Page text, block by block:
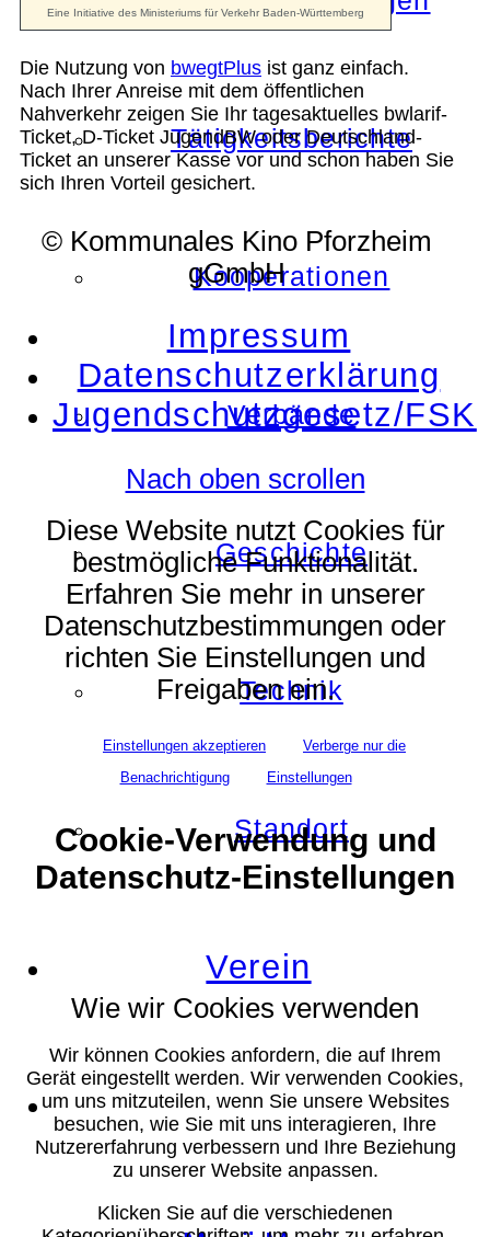
Tätigkeitsberichte
Kooperationen
Verbände
Geschichte
Technik
Standort
Verein
Suche
Die Nutzung von bwegtPlus ist ganz einfach.
Nach Ihrer Anreise mit dem öffentlichen
Nahverkehr zeigen Sie Ihr tagesaktuelles bwlarif-
Ticket, D-Ticket JugendBW oder Deutschland-
Ticket an unserer Kasse vor und schon haben Sie
sich Ihren Vorteil gesichert.
© Kommunales Kino Pforzheim
gGmbH
Impressum
Datenschutzerklärung
Jugendschutzgesetz/FSK
Nach oben scrollen
Diese Website nutzt Cookies für
bestmögliche Funktionalität.
Erfahren Sie mehr in unserer
Datenschutzbestimmungen oder
richten Sie Einstellungen und
Freigaben ein.
Einstellungen akzeptieren
Verberge nur die
Benachrichtigung
Einstellungen
Cookie-Verwendung und
Datenschutz-Einstellungen
Wie wir Cookies verwenden
Wir können Cookies anfordern, die auf Ihrem
Gerät eingestellt werden. Wir verwenden Cookies,
um uns mitzuteilen, wenn Sie unsere Websites
besuchen, wie Sie mit uns interagieren, Ihre
Nutzererfahrung verbessern und Ihre Beziehung
zu unserer Website anpassen.
Klicken Sie auf die verschiedenen